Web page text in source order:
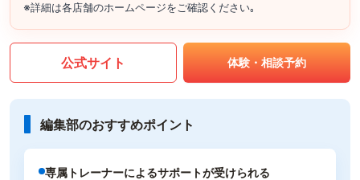
※詳細は各店舗のホームページをご確認ください｡
公式サイト 体験・相談予約
編集部のおすすめポイント
専属トレーナーによるサポートが受けられる